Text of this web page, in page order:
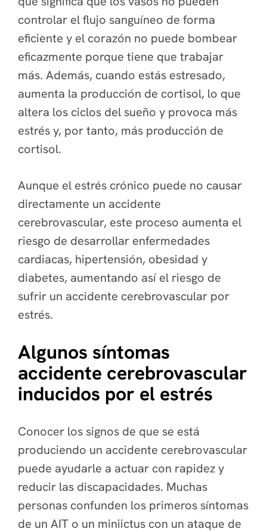
controlar el flujo sanguíneo de forma
eficiente y el corazón no puede bombear
eficazmente porque tiene que trabajar
más. Además, cuando estás estresado,
aumenta la producción de cortisol, lo que
altera los ciclos del sueño y provoca más
estrés y, por tanto, más producción de
cortisol.
Aunque el estrés crónico puede no causar
directamente un accidente
cerebrovascular, este proceso aumenta el
riesgo de desarrollar enfermedades
cardiacas, hipertensión, obesidad y
diabetes, aumentando así el riesgo de
sufrir un accidente cerebrovascular por
estrés.
Algunos síntomas
accidente cerebrovascular
inducidos por el estrés
Conocer los signos de que se está
produciendo un accidente cerebrovascular
puede ayudarle a actuar con rapidez y
reducir las discapacidades. Muchas
personas confunden los primeros síntomas
de un AIT o un miniictus con un ataque de